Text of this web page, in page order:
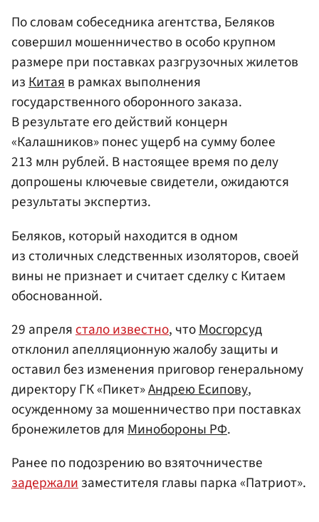
По словам собеседника агентства, Беляков
совершил мошенничество в особо крупном
размере при поставках разгрузочных жилетов
изКитаяв рамках выполнения
государственного оборонного заказа.
В результате его действий концерн
«Калашников» понес ущерб на сумму более
213 млн рублей. В настоящее время по делу
допрошены ключевые свидетели, ожидаются
результаты экспертиз.
Беляков, который находится в одном
из столичных следственных изоляторов, своей
вины не признает и считает сделку с Китаем
обоснованной.
29 апрелястало известно, чтоМосгорсуд
отклонил апелляционную жалобу защиты и
оставил без изменения приговор генеральному
директору ГК «Пикет»Андрею Есипову,
осужденному за мошенничество при поставках
бронежилетов дляМинобороны РФ.
Ранее по подозрению во взяточничестве
задержализаместителя главы парка «Патриот».